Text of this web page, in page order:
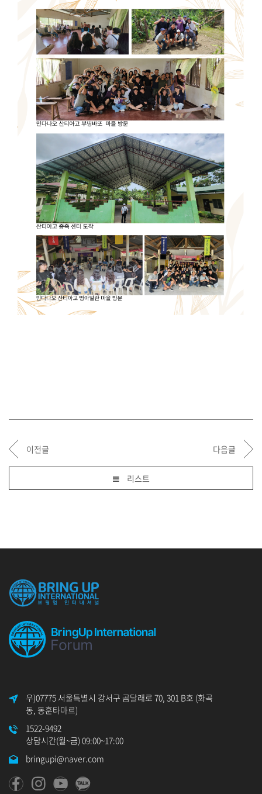
이전글 다음글
리스트
우)07775 서울특별시 강서구 곰달래로 70, 301 B호 (화곡
동, 동훈타마르)
1522-9492
상담시간(월~금) 09:00~17:00
bringupi@naver.com